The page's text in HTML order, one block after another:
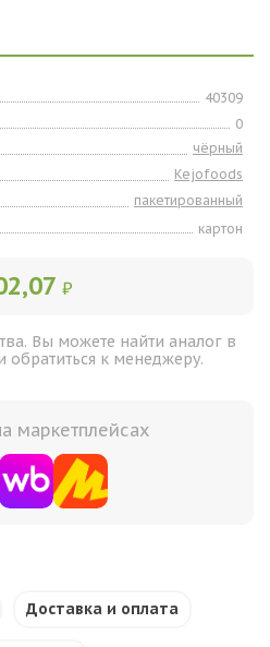
40309
0
чёрный
Kejofoods
пакетированный
картон
₽
Вы можете найти аналог в
обратиться к менеджеру.
маркетплейсах
Доставка и оплата